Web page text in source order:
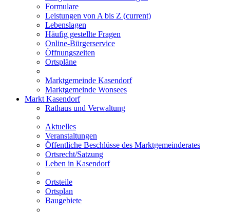
Formulare
Leistungen von A bis Z (current)
Lebenslagen
Häufig gestellte Fragen
Online-Bürgerservice
Öffnungszeiten
Ortspläne
Marktgemeinde Kasendorf
Marktgemeinde Wonsees
Markt Kasendorf
Rathaus und Verwaltung
Aktuelles
Veranstaltungen
Öffentliche Beschlüsse des Marktgemeinderates
Ortsrecht/Satzung
Leben in Kasendorf
Ortsteile
Ortsplan
Baugebiete